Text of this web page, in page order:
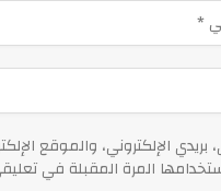
الإلكتروني، والموقع
المرة المقبلة في